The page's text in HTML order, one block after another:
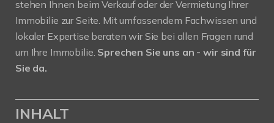
stehen Ihnen beim Verkauf oder der Vermietung Ihrer
Immobilie zur Seite. Mit umfassendem Fachwissen und
lokaler Expertise beraten wir Sie bei allen Fragen rund
um Ihre Immobilie. Sprechen Sie uns an - wir sind für
Sie da.
INHALT